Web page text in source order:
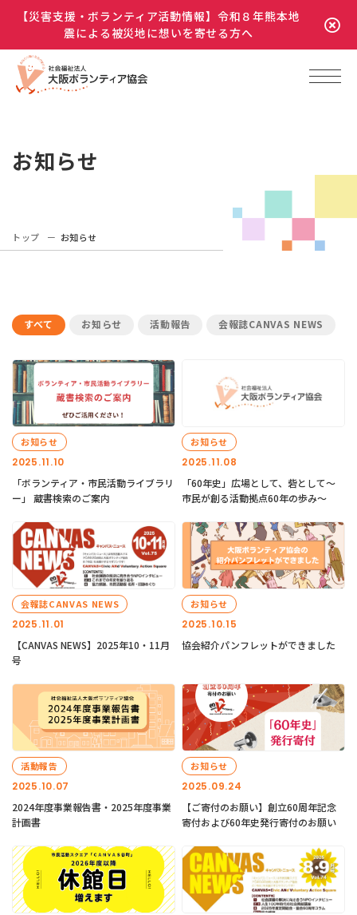
【災害支援・ボランティア活動情報】令和８年熊本地
震による被災地に想いを寄せる方へ
お知らせ
トップ お知らせ
すべて お知らせ 活動報告 会報誌CANVAS NEWS
2025.11.10
お知らせ
「ボランティア・市民活動ライブラリ
ー」 蔵書検索のご案内
2025.11.08
お知らせ
「60年史」広場として、砦として～
市民が創る活動拠点60年の歩み～
2025.11.01
会報誌CANVAS NEWS
【CANVAS NEWS】2025年10・11月
号
2025.10.15
お知らせ
協会紹介パンフレットができました
2025.10.07
活動報告
2024年度事業報告書・2025年度事業
計画書
2025.09.24
お知らせ
【ご寄付のお願い】創立60周年記念
寄付および60年史発行寄付のお願い